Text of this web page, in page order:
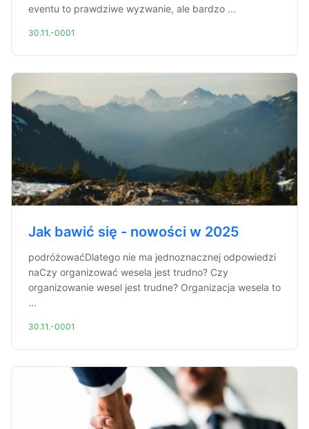
eventu to prawdziwe wyzwanie, ale bardzo ...
30.11.-0001
Jak bawić się - nowości w 2025
podróżowaćDlatego nie ma jednoznacznej odpowiedzi
naCzy organizować wesela jest trudno? Czy
organizowanie wesel jest trudne? Organizacja wesela to
...
30.11.-0001